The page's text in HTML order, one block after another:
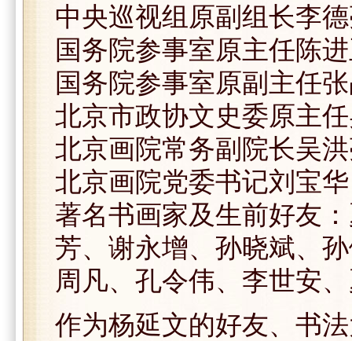
中央巡视组原副组长李
国务院参事室原主任陈
国务院参事室原副主任
北京市政协文史委原主
北京画院常务副院长吴
北京画院党委书记刘宝华
著名书画家及生前好友
芳、谢永增、孙晓斌、
周凡、孔令伟、李世安
作为杨延文的好友、书